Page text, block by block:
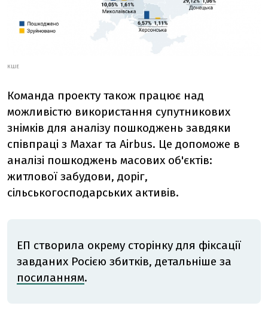
КШЕ
Команда проекту також працює над
можливістю використання супутникових
знімків для аналізу пошкоджень завдяки
співпраці з Maxar та Airbus. Це допоможе в
аналізі пошкоджень масових об'єктів:
житлової забудови, доріг,
сільськогосподарських активів.
ЕП створила окрему сторінку для фіксації
завданих Росією збитків, детальніше за
посиланням.